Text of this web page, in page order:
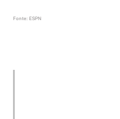
Fonte: ESPN